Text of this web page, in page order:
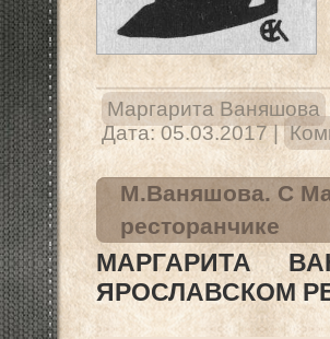
Маргарита Ваняшова
Дата: 05.03.2017 |
М.Ваняшова. С
ресторанчике
МАРГАРИТА
ЯРОСЛАВСКОМ